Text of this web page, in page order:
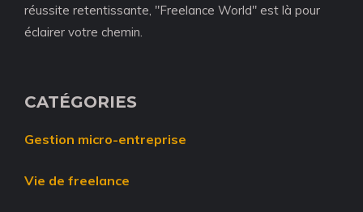
réussite retentissante, "Freelance World" est là pour
éclairer votre chemin.
CATÉGORIES
Gestion micro-entreprise
Vie de freelance